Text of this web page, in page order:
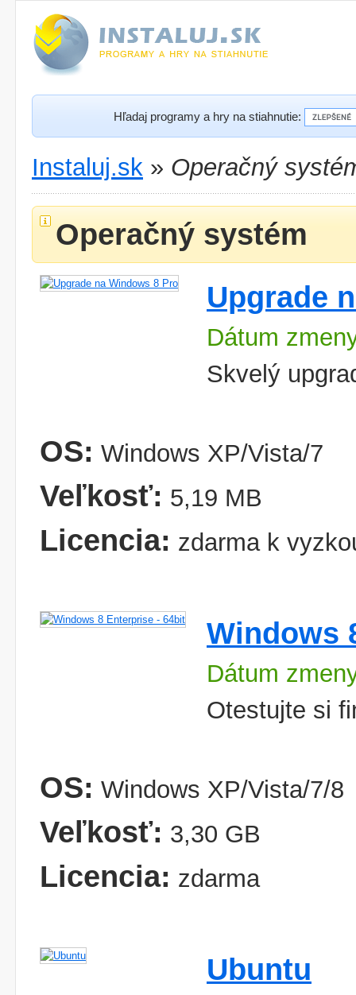
Hľadaj programy a hry na stiahnutie:
Instaluj.sk » Operačný
Operačný systém
Upgrade
Dátum
Skvelý
OS: Windows XP/Vista/7
Veľkosť: 5,19 MB
Licencia: zdarma k
Windows
Dátum
Otestujte si
OS: Windows XP/Vista/7/8
Veľkosť: 3,30 GB
Licencia: zdarma
Ubuntu